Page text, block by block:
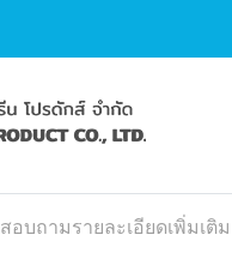
สอบถามรายละเอียดเพิ่มเติม